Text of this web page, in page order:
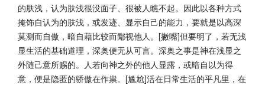
的肤浅，认为肤浅很没面子、 很被人瞧不起。因此以各种方式
掩饰自认为的肤浅，或发迹、 显示自己的能力，要就是以高深
莫测而自傲， 暗自藉比较而鄙视他人。[撇嘴]但要明了， 若无浅
显生活的基础道理，深奥便无从可言。 深奥之事是神在浅显之
外随己意所赐的。人若向神之外的他人显露， 或暗自以为得
意，便是隐匿的骄傲在作祟。[尴尬]活在日常生活的平凡里， 在